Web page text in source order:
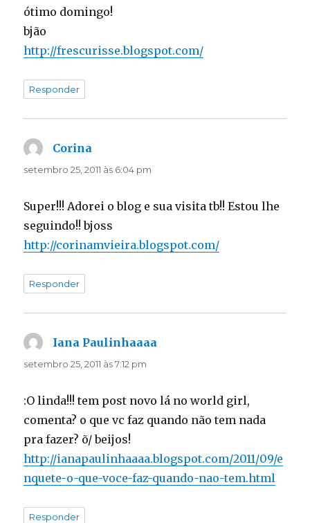
ótimo domingo!
bjão
http://frescurisse.blogspot.com/
Responder
Corina
setembro 25, 2011 às 6:04 pm
Super!!! Adorei o blog e sua visita tb!! Estou lhe
seguindo!! bjoss
http://corinamvieira.blogspot.com/
Responder
Iana Paulinhaaaa
setembro 25, 2011 às 7:12 pm
:O linda!!! tem post novo lá no world girl,
comenta? o que vc faz quando não tem nada
pra fazer? õ/ beijos!
http://ianapaulinhaaaa.blogspot.com/2011/09/e
nquete-o-que-voce-faz-quando-nao-tem.html
Responder